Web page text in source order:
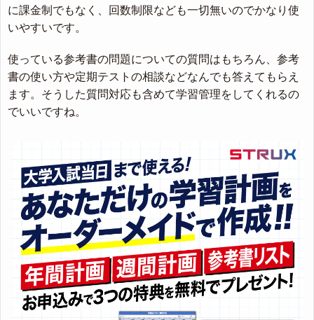
に課金制でもなく、回数制限なども一切無いのでかなり使
いやすいです。
使っている参考書の問題についての質問はもちろん、参考
書の使い方や定期テストの相談などなんでも答えてもらえ
ます。そうした質問対応も含めて学習管理をしてくれるの
でいいですね。